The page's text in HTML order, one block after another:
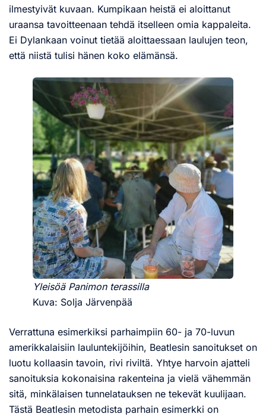
ilmestyivät kuvaan. Kumpikaan heistä ei aloittanut
uraansa tavoitteenaan tehdä itselleen omia kappaleita.
Ei Dylankaan voinut tietää aloittaessaan laulujen teon,
että niistä tulisi hänen koko elämänsä.
Yleisöä Panimon terassilla
Kuva: Solja Järvenpää
Verrattuna esimerkiksi parhaimpiin 60- ja 70-luvun
amerikkalaisiin lauluntekijöihin, Beatlesin sanoitukset on
luotu kollaasin tavoin, rivi riviltä. Yhtye harvoin ajatteli
sanoituksia kokonaisina rakenteina ja vielä vähemmän
sitä, minkälaisen tunnelatauksen ne tekevät kuulijaan.
Tästä Beatlesin metodista parhain esimerkki on